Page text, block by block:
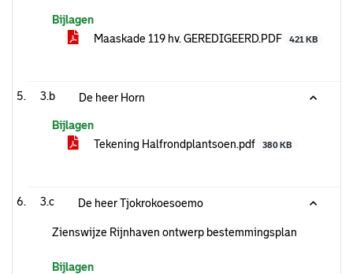
Bijlagen
Maaskade 119 hv. GEREDIGEERD.PDF
421 KB
3.b De heer Horn
Bijlagen
Tekening Halfrondplantsoen.pdf
380 KB
3.c De heer Tjokrokoesoemo
Zienswijze Rijnhaven ontwerp bestemmingsplan
Bijlagen